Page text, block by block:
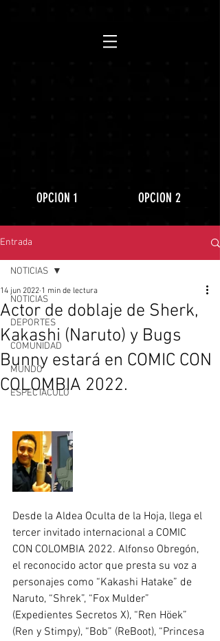
OPCION 1 OPCION 2
Entrada
NOTICIAS
DEPORTES
COMUNIDAD
MUNDO
ESPECTÀCULO
NOTICIAS
Actor de doblaje de Sherk,
Kakashi (Naruto) y Bugs
Bunny estará en COMIC CON
COLOMBIA 2022.
14 jun 2022 1 min de lectura
Desde la Aldea Oculta de la Hoja, llega el
tercer invitado internacional a COMIC
CON COLOMBIA 2022. Alfonso Obregón,
el reconocido actor que presta su voz a
personajes como “Kakashi Hatake” de
Naruto, “Shrek”, “Fox Mulder”
(Expedientes Secretos X), “Ren Höek”
(Ren y Stimpy), “Bob” (ReBoot), “Princesa